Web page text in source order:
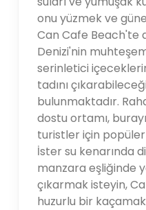
onu yüzmek ve
Can Cafe Beach'te
Denizi'nin
serinletici
tadını
bulunmaktadır.
dostu ortamı,
turistler için
İster su kenarında
manzara eşliğinde
çıkarmak isteyin,
huzurlu bir